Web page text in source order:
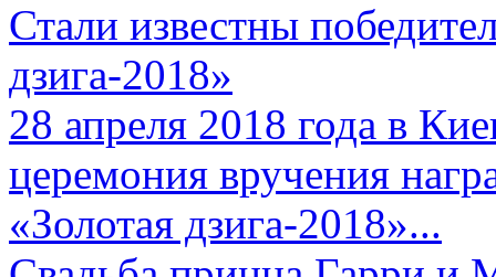
Стали известны
дзига-2018»
28 апреля 2018 года в
церемония вручения
«Золотая дзига-2018»...